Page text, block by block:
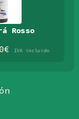
Rosso
€ IVA incluido